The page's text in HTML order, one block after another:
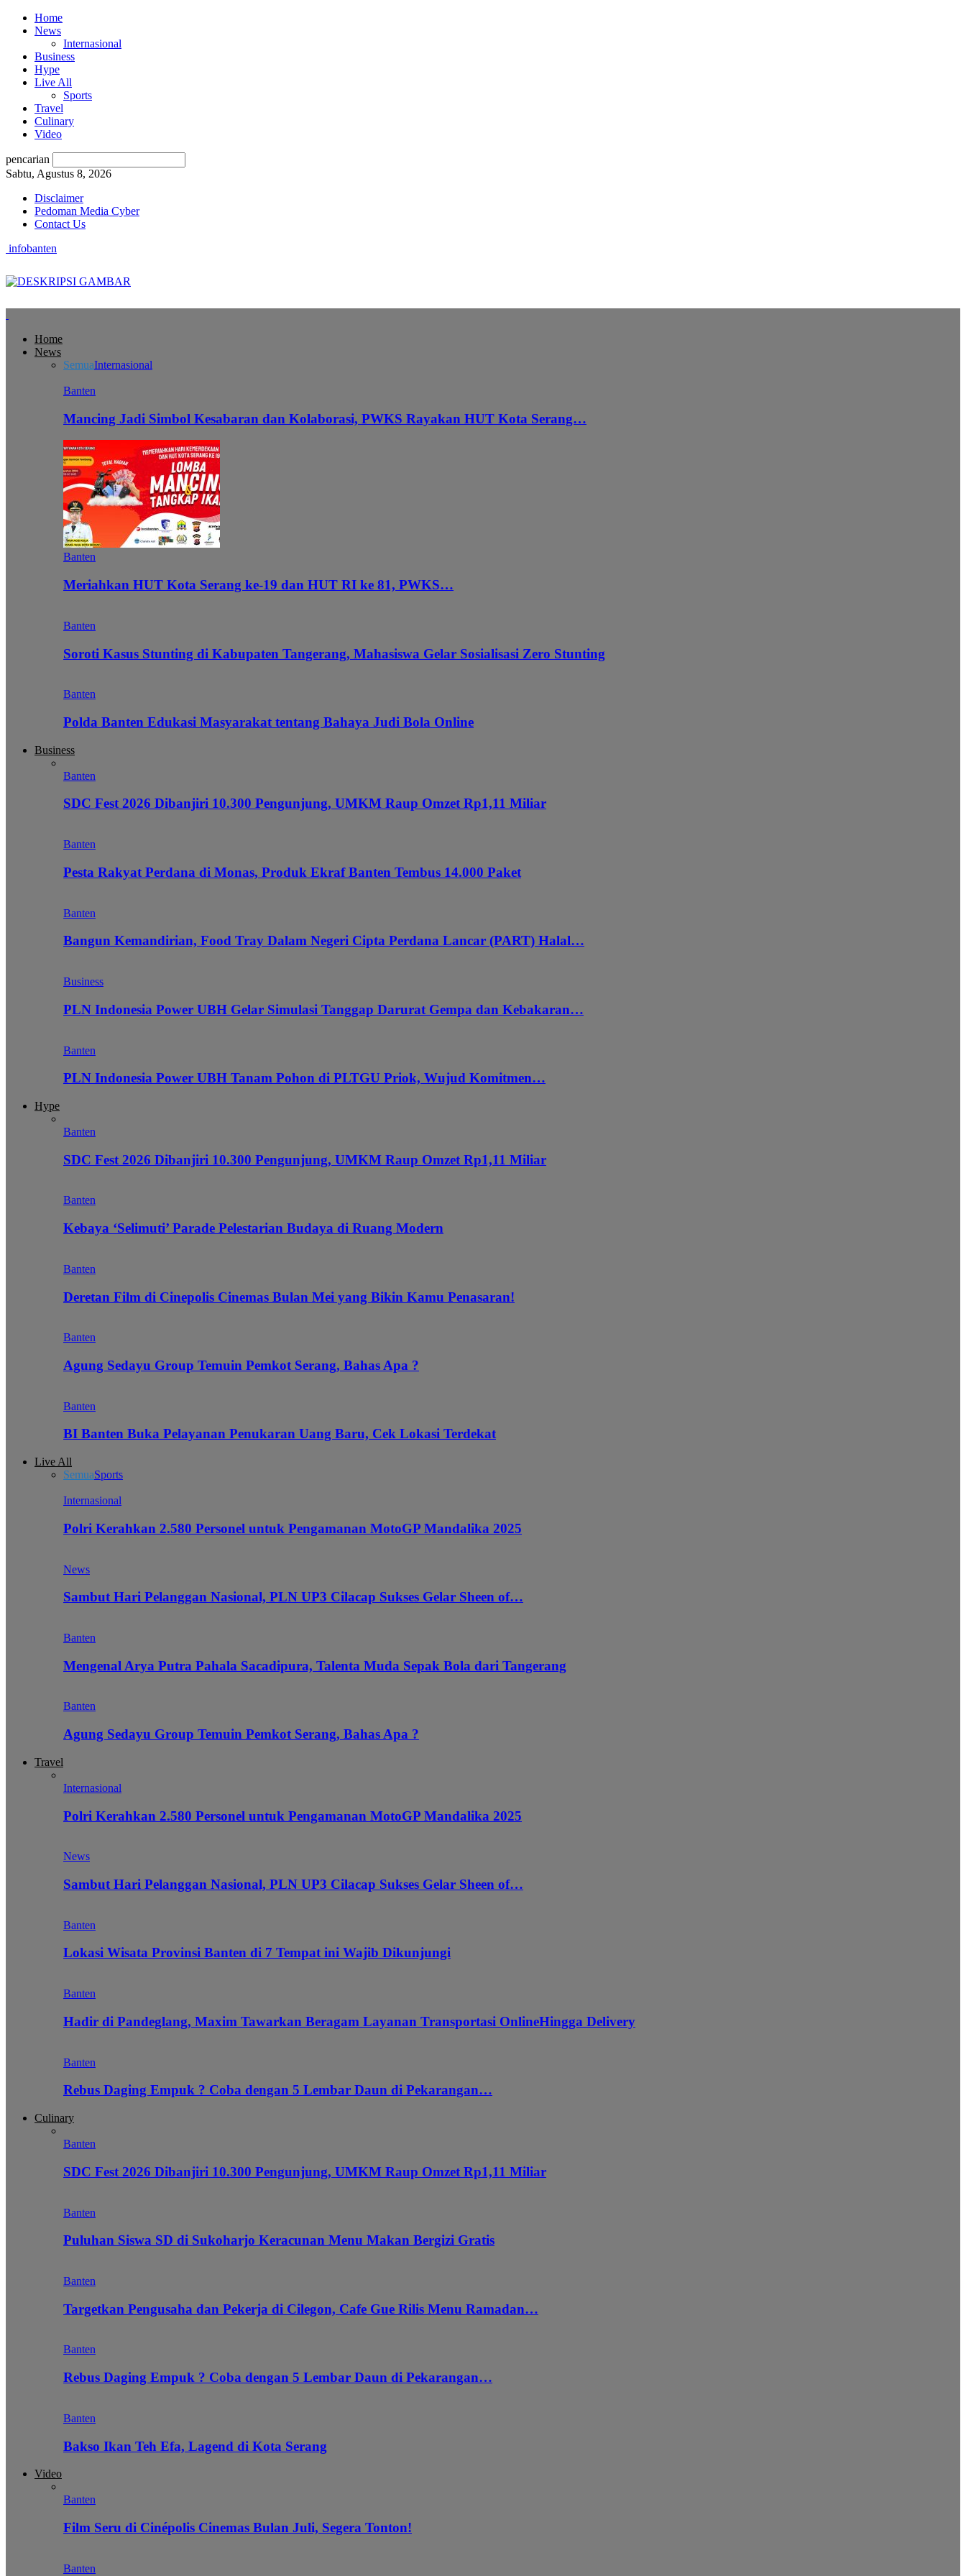
Home
News
Internasional
Business
Hype
Live All
Sports
Travel
Culinary
Video
pencarian
Sabtu, Agustus 8, 2026
Disclaimer
Pedoman Media Cyber
Contact Us
infobanten
Home
News
SemuaInternasional
Banten
Mancing Jadi Simbol Kesabaran dan Kolaborasi, PWKS Rayakan HUT Kota Serang…
Banten
Meriahkan HUT Kota Serang ke-19 dan HUT RI ke 81, PWKS…
Banten
Soroti Kasus Stunting di Kabupaten Tangerang, Mahasiswa Gelar Sosialisasi Zero Stunting
Banten
Polda Banten Edukasi Masyarakat tentang Bahaya Judi Bola Online
Business
Banten
SDC Fest 2026 Dibanjiri 10.300 Pengunjung, UMKM Raup Omzet Rp1,11 Miliar
Banten
Pesta Rakyat Perdana di Monas, Produk Ekraf Banten Tembus 14.000 Paket
Banten
Bangun Kemandirian, Food Tray Dalam Negeri Cipta Perdana Lancar (PART) Halal…
Business
PLN Indonesia Power UBH Gelar Simulasi Tanggap Darurat Gempa dan Kebakaran…
Banten
PLN Indonesia Power UBH Tanam Pohon di PLTGU Priok, Wujud Komitmen…
Hype
Banten
SDC Fest 2026 Dibanjiri 10.300 Pengunjung, UMKM Raup Omzet Rp1,11 Miliar
Banten
Kebaya ‘Selimuti’ Parade Pelestarian Budaya di Ruang Modern
Banten
Deretan Film di Cinepolis Cinemas Bulan Mei yang Bikin Kamu Penasaran!
Banten
Agung Sedayu Group Temuin Pemkot Serang, Bahas Apa ?
Banten
BI Banten Buka Pelayanan Penukaran Uang Baru, Cek Lokasi Terdekat
Live All
SemuaSports
Internasional
Polri Kerahkan 2.580 Personel untuk Pengamanan MotoGP Mandalika 2025
News
Sambut Hari Pelanggan Nasional, PLN UP3 Cilacap Sukses Gelar Sheen of…
Banten
Mengenal Arya Putra Pahala Sacadipura, Talenta Muda Sepak Bola dari Tangerang
Banten
Agung Sedayu Group Temuin Pemkot Serang, Bahas Apa ?
Travel
Internasional
Polri Kerahkan 2.580 Personel untuk Pengamanan MotoGP Mandalika 2025
News
Sambut Hari Pelanggan Nasional, PLN UP3 Cilacap Sukses Gelar Sheen of…
Banten
Lokasi Wisata Provinsi Banten di 7 Tempat ini Wajib Dikunjungi
Banten
Hadir di Pandeglang, Maxim Tawarkan Beragam Layanan Transportasi OnlineHingga Delivery
Banten
Rebus Daging Empuk ? Coba dengan 5 Lembar Daun di Pekarangan…
Culinary
Banten
SDC Fest 2026 Dibanjiri 10.300 Pengunjung, UMKM Raup Omzet Rp1,11 Miliar
Banten
Puluhan Siswa SD di Sukoharjo Keracunan Menu Makan Bergizi Gratis
Banten
Targetkan Pengusaha dan Pekerja di Cilegon, Cafe Gue Rilis Menu Ramadan…
Banten
Rebus Daging Empuk ? Coba dengan 5 Lembar Daun di Pekarangan…
Banten
Bakso Ikan Teh Efa, Lagend di Kota Serang
Video
Banten
Film Seru di Cinépolis Cinemas Bulan Juli, Segera Tonton!
Banten